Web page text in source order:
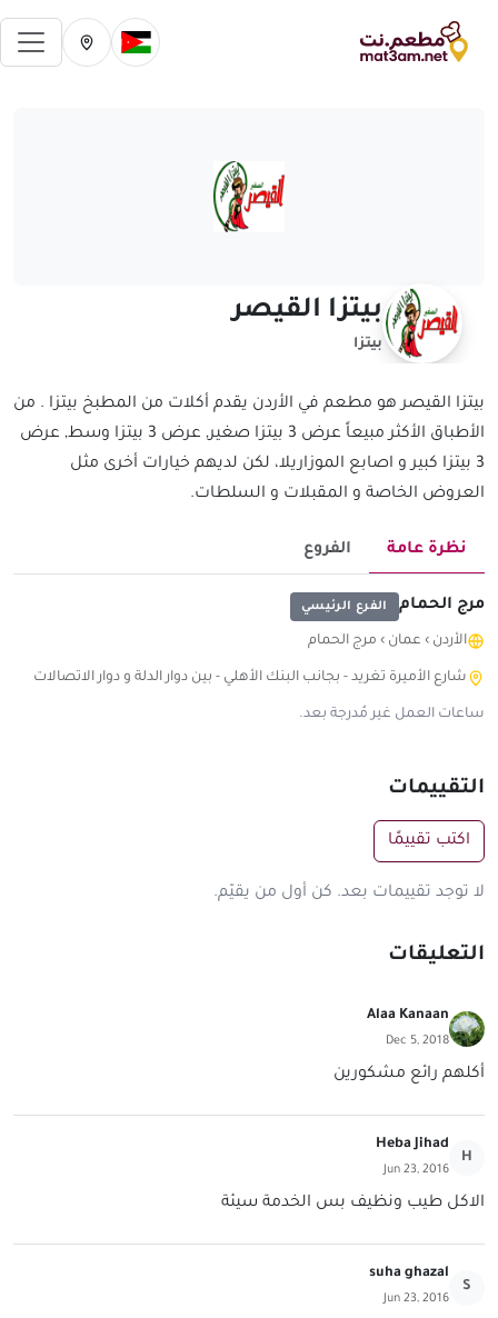
تغيير الدولة الحالية
تغيير المدينة
بيتزا القيصر
بيتزا
بيتزا القيصر هو مطعم في الأردن يقدم أكلات من المطبخ بيتزا . من
الأطباق الأكثر مبيعاً عرض 3 بيتزا صغير, عرض 3 بيتزا وسط, عرض
3 بيتزا كبير و اصابع الموزاريلا، لكن لديهم خيارات أخرى مثل
العروض الخاصة و المقبلات و السلطات.
نظرة عامة الفروع
مرج الحمام الفرع الرئيسي
الأردن › عمان › مرج الحمام
شارع الأميرة تغريد - بجانب البنك الأهلي - بين دوار الدلة و دوار الاتصالات
ساعات العمل غير مُدرجة بعد.
التقييمات
اكتب تقييمًا
لا توجد تقييمات بعد. كن أول من يقيّم.
التعليقات
Alaa Kanaan
Dec 5, 2018
أكلهم رائع مشكورين
H
Heba Jihad
Jun 23, 2016
الاكل طيب ونظيف بس الخدمة سيئة
S
suha ghazal
Jun 23, 2016